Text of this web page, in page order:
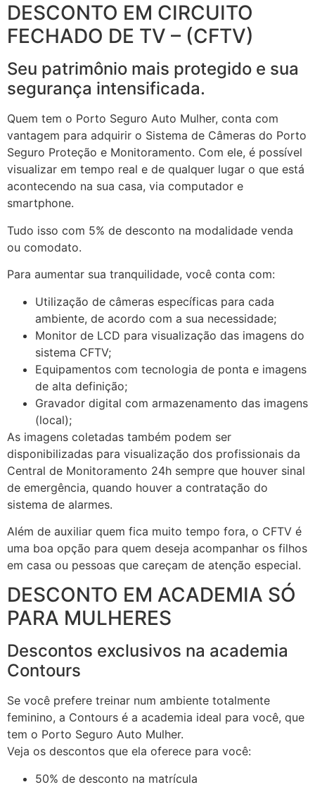
DESCONTO EM CIRCUITO
FECHADO DE TV – (CFTV)
Seu patrimônio mais protegido e sua
segurança intensificada.
Quem tem o Porto Seguro Auto Mulher, conta com
vantagem para adquirir o Sistema de Câmeras do Porto
Seguro Proteção e Monitoramento. Com ele, é possível
visualizar em tempo real e de qualquer lugar o que está
acontecendo na sua casa, via computador e
smartphone.
Tudo isso com 5% de desconto na modalidade venda
ou comodato.
Para aumentar sua tranquilidade, você conta com:
Utilização de câmeras específicas para cada
ambiente, de acordo com a sua necessidade;
Monitor de LCD para visualização das imagens do
sistema CFTV;
Equipamentos com tecnologia de ponta e imagens
de alta definição;
Gravador digital com armazenamento das imagens
(local);
As imagens coletadas também podem ser
disponibilizadas para visualização dos profissionais da
Central de Monitoramento 24h sempre que houver sinal
de emergência, quando houver a contratação do
sistema de alarmes.
Além de auxiliar quem fica muito tempo fora, o CFTV é
uma boa opção para quem deseja acompanhar os filhos
em casa ou pessoas que careçam de atenção especial.
DESCONTO EM ACADEMIA SÓ
PARA MULHERES
Descontos exclusivos na academia
Contours
Se você prefere treinar num ambiente totalmente
feminino, a Contours é a academia ideal para você, que
tem o Porto Seguro Auto Mulher.
Veja os descontos que ela oferece para você:
50% de desconto na matrícula